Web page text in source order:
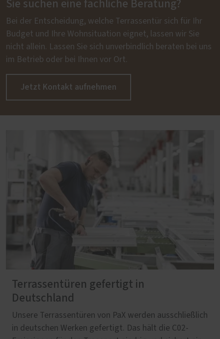
Sie suchen eine fachliche Beratung?
Bei der Entscheidung, welche Terrassentür sich für Ihr
Budget und Ihre Wohnsituation eignet, lassen wir Sie
nicht allein. Lassen Sie sich unverbindlich beraten bei uns
im Betrieb oder bei Ihnen vor Ort.
Jetzt Kontakt aufnehmen
Terrassentüren gefertigt in
Deutschland
Unsere Terrassentüren von PaX werden ausschließlich
in deutschen Werken gefertigt. Das hält die C02-